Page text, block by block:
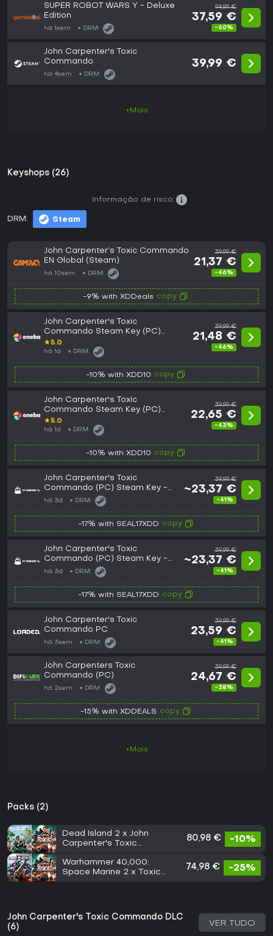
SUPER ROBOT WARS Y - Deluxe
Edition
há 1sem DRM:
94,99 €
37,59 €
-60%
John Carpenter's Toxic
Commando
há 4sem DRM:
39,99 €
+Mais
Keyshops (26)
DRM: Steam
Informação de risco:
John Carpenter’s Toxic Commando
EN Global (Steam)
há 10sem DRM:
39,99 €
21,37 €
-46%
-9% with XDDeals copy
John Carpenter's Toxic
Commando Steam Key (PC)
GLOBAL
★5.0
há 1d DRM:
39,99 €
21,48 €
-46%
-10% with XDD10 copy
John Carpenter's Toxic
Commando Steam Key (PC)
EUROPE
★5.0
há 1d DRM:
39,99 €
22,65 €
-43%
-10% with XDD10 copy
John Carpenter's Toxic
Commando (PC) Steam Key -
GLOBAL
há 3d DRM:
39,99 €
~23,37 €
-41%
-17% with SEAL17XDD copy
John Carpenter's Toxic
Commando (PC) Steam Key -
EU
há 3d DRM:
39,99 €
~23,37 €
-41%
-17% with SEAL17XDD copy
John Carpenter's Toxic
Commando PC
há 3sem DRM:
39,99 €
23,59 €
-41%
John Carpenters Toxic
Commando (PC)
há 2sem DRM:
39,99 €
24,67 €
-38%
-15% with XDDEALS copy
+Mais
Packs (2)
Dead Island 2 x John
Carpenter's Toxic
80,98 € -10%
Warhammer 40,000:
Space Marine 2 x Toxic
74,98 € -25%
John Carpenter's Toxic Commando DLC
(6)
VER TUDO